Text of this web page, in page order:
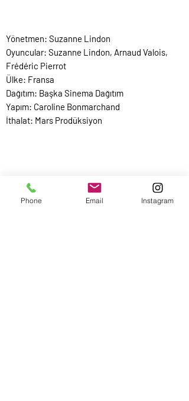
Yönetmen: Suzanne Lindon
Oyuncular: Suzanne Lindon, Arnaud Valois,
Frédéric Pierrot
Ülke: Fransa
Dağıtım: Başka Sinema Dağıtım
Yapım: Caroline Bonmarchand
İthalat: Mars Prodüksiyon
Phone Email Instagram